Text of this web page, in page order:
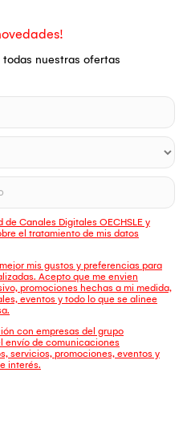
nuestras ofertas
Canales Digitales OECHSLE y
el tratamiento de mis datos
mis gustos y preferencias para
Acepto que me envien
promociones hechas a mi medida,
eventos y todo lo que se alinee
con empresas del grupo
envío de comunicaciones
servicios, promociones, eventos y
interés.